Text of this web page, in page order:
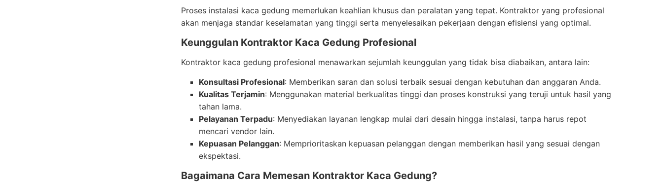
Proses instalasi kaca gedung memerlukan keahlian khusus dan peralatan yang tepat. Kontraktor yang profesional
akan menjaga standar keselamatan yang tinggi serta menyelesaikan pekerjaan dengan efisiensi yang optimal.
Keunggulan Kontraktor Kaca Gedung Profesional
Kontraktor kaca gedung profesional menawarkan sejumlah keunggulan yang tidak bisa diabaikan, antara lain:
Konsultasi Profesional: Memberikan saran dan solusi terbaik sesuai dengan kebutuhan dan anggaran Anda.
Kualitas Terjamin: Menggunakan material berkualitas tinggi dan proses konstruksi yang teruji untuk hasil yang
tahan lama.
Pelayanan Terpadu: Menyediakan layanan lengkap mulai dari desain hingga instalasi, tanpa harus repot
mencari vendor lain.
Kepuasan Pelanggan: Memprioritaskan kepuasan pelanggan dengan memberikan hasil yang sesuai dengan
ekspektasi.
Bagaimana Cara Memesan Kontraktor Kaca Gedung?